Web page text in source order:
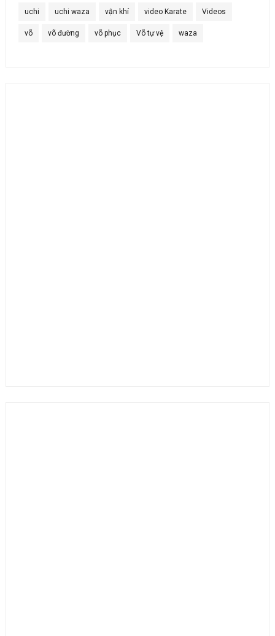
uchi uchi waza vận khí video Karate Videos
võ võ đường võ phục Võ tự vệ waza